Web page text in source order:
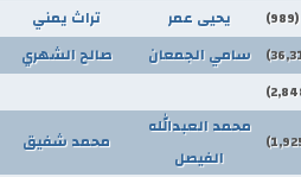
(989) يحيى عمر تراث يمني
سامي الجمعان صالح الشهري
محمد العبدالله
الفيصل
محمد شفيق